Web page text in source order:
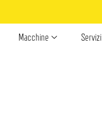
Macchine Servizi